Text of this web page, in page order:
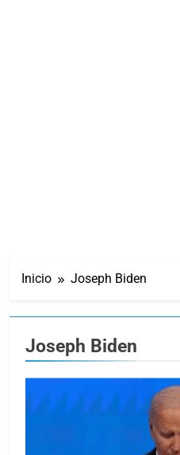
Inicio Joseph Biden
Joseph Biden